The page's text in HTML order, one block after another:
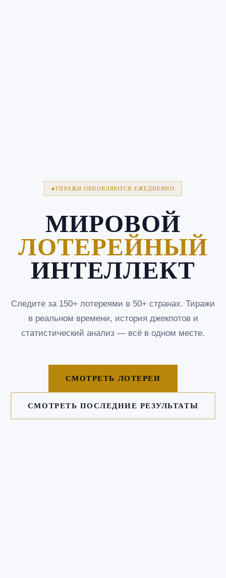
ТИРАЖИ ОБНОВЛЯЮТСЯ ЕЖЕДНЕВНО
МИРОВОЙ
ЛОТЕРЕЙНЫЙ
ИНТЕЛЛЕКТ
Следите за 150+ лотереями в 50+ странах. Тиражи
в реальном времени, история джекпотов и
статистический анализ — всё в одном месте.
СМОТРЕТЬ ЛОТЕРЕИ
СМОТРЕТЬ ПОСЛЕДНИЕ РЕЗУЛЬТАТЫ